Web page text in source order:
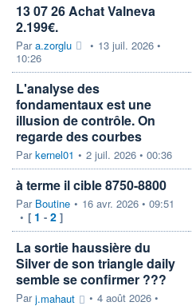
13 07 26 Achat Valneva
2.199€.
Para.zorglu • 13 juil. 2026 •
10:26
L'analyse des
fondamentaux est une
illusion de contrôle. On
regarde des courbes
Parkernel01 • 2 juil. 2026 • 00:36
à terme il cible 8750-8800
Par Boutine • 16 avr. 2026 • 09:51
• [ 1 - 2 ]
La sortie haussière du
Silver de son triangle daily
semble se confirmer ???
Parj.mahaut • 4 août 2026 •